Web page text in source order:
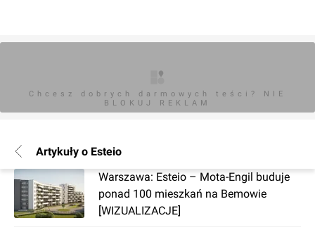
Chcesz dobrych darmowych teści? NIE
BLOKUJ REKLAM
Artykuły o Esteio
Warszawa: Esteio – Mota-Engil buduje
ponad 100 mieszkań na Bemowie
[WIZUALIZACJE]